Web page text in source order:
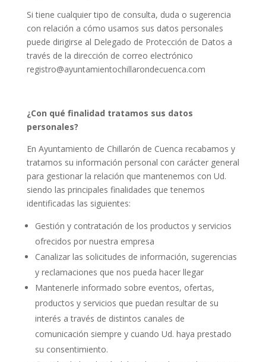
Si tiene cualquier tipo de consulta, duda o sugerencia
con relación a cómo usamos sus datos personales
puede dirigirse al Delegado de Protección de Datos a
través de la dirección de correo electrónico
registro@ayuntamientochillarondecuenca.com
¿Con qué finalidad tratamos sus datos
personales?
En Ayuntamiento de Chillarón de Cuenca recabamos y
tratamos su información personal con carácter general
para gestionar la relación que mantenemos con Ud.
siendo las principales finalidades que tenemos
identificadas las siguientes:
Gestión y contratación de los productos y servicios
ofrecidos por nuestra empresa
Canalizar las solicitudes de información, sugerencias
y reclamaciones que nos pueda hacer llegar
Mantenerle informado sobre eventos, ofertas,
productos y servicios que puedan resultar de su
interés a través de distintos canales de
comunicación siempre y cuando Ud. haya prestado
su consentimiento.